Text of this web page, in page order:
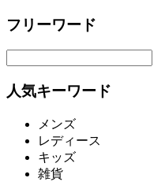
フリーワード
人気キーワード
メンズ
レディース
キッズ
雑貨